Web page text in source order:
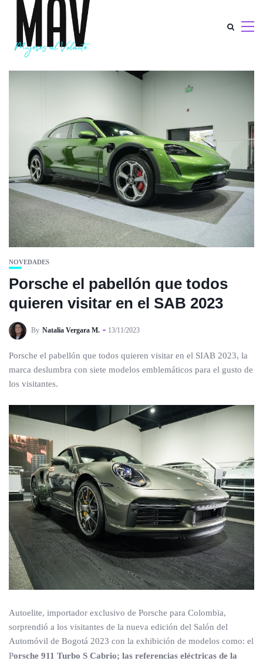
NOVEDADES
Porsche el pabellón que todos
quieren visitar en el SAB 2023
By Natalia Vergara M. 13/11/2023
Porsche el pabellón que todos quieren visitar en el SIAB 2023, la
marca deslumbra con siete modelos emblemáticos para el gusto de
los visitantes.
Autoelite, importador exclusivo de Porsche para Colombia,
sorprendió a los visitantes de la nueva edición del Salón del
Automóvil de Bogotá 2023 con la exhibición de modelos como: el
Porsche 911 Turbo S Cabrio; las referencias eléctricas de la